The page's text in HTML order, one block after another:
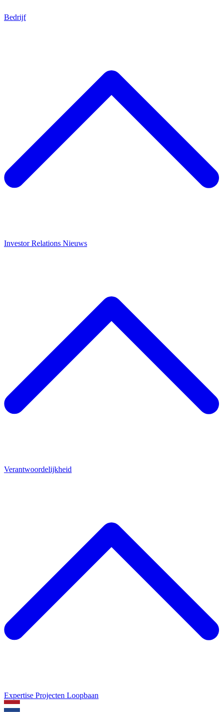
Bedrijf
Investor Relations Nieuws
Verantwoordelijkheid
Expertise Projecten Loopbaan